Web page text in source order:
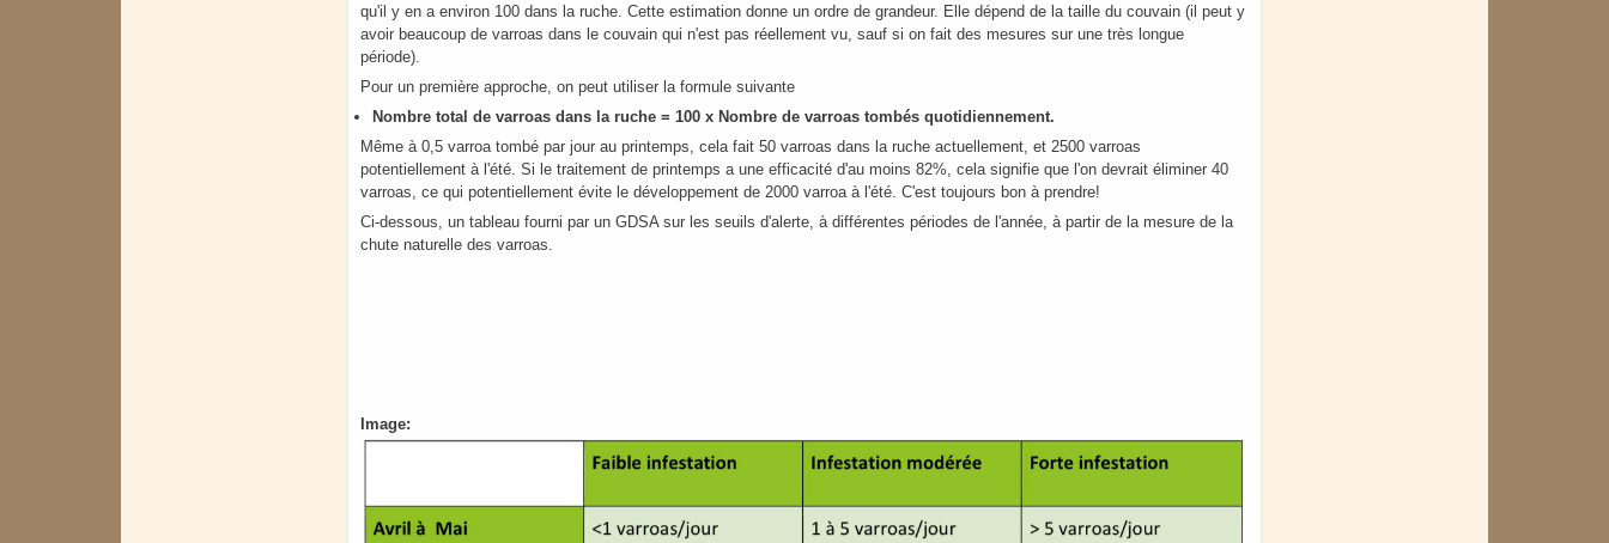
qu'il y en a environ 100 dans la ruche. Cette estimation donne un ordre de grandeur. Elle dépend de la taille du couvain (il peut y
avoir beaucoup de varroas dans le couvain qui n'est pas réellement vu, sauf si on fait des mesures sur une très longue
période).
Pour un première approche, on peut utiliser la formule suivante
Nombre total de varroas dans la ruche = 100 x Nombre de varroas tombés quotidiennement.
Même à 0,5 varroa tombé par jour au printemps, cela fait 50 varroas dans la ruche actuellement, et 2500 varroas
potentiellement à l'été. Si le traitement de printemps a une efficacité d'au moins 82%, cela signifie que l'on devrait éliminer 40
varroas, ce qui potentiellement évite le développement de 2000 varroa à l'été. C'est toujours bon à prendre!
Ci-dessous, un tableau fourni par un GDSA sur les seuils d'alerte, à différentes périodes de l'année, à partir de la mesure de la
chute naturelle des varroas.
Image: